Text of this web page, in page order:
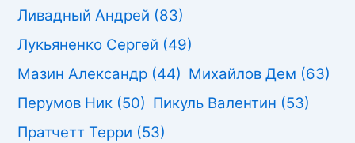
Ливадный Андрей (83)
Лукьяненко Сергей (49)
Мазин Александр (44) Михайлов Дем (63)
Перумов Ник (50) Пикуль Валентин (53)
Пратчетт Терри (53)